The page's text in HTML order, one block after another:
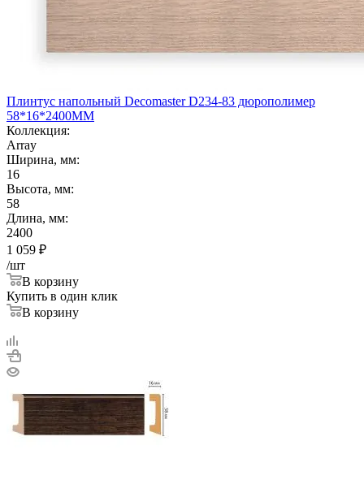
Плинтус напольный Decomaster D234-83 дюрополимер
58*16*2400ММ
Коллекция:
Array
Ширина, мм:
16
Высота, мм:
58
Длина, мм:
2400
1 059 ₽
/шт
В корзину
Купить в один клик
В корзину